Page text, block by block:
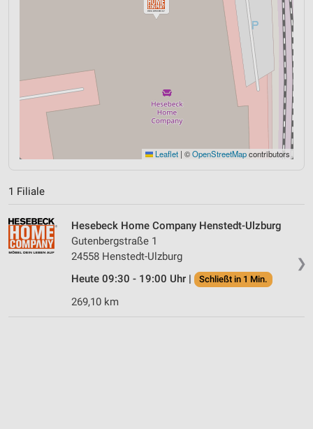
Leaflet | ©OpenStreetMapcontributors
1 Filiale
❯
Hesebeck Home Company Henstedt-Ulzburg
Gutenbergstraße 1
24558 Henstedt-Ulzburg
Heute 09:30 - 19:00 Uhr |
Schließt in 1 Min.
269,10 km